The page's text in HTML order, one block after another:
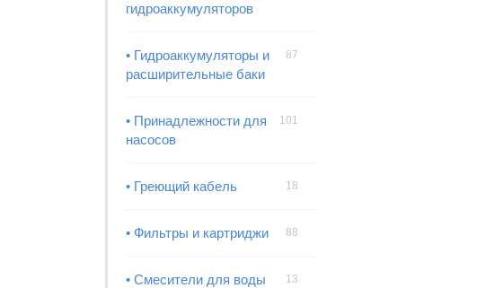
гидроаккумуляторов
• Гидроаккумуляторы и
расширительные баки
87
• Принадлежности для
насосов
101
• Греющий кабель 18
• Фильтры и картриджи 88
• Смесители для воды 13